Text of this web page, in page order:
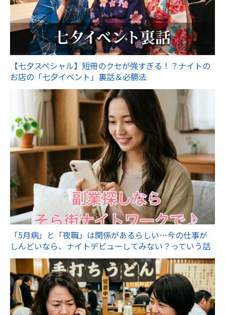
【七夕スペシャル】短冊のクセが強すぎる！？ナイトの
お店の「七夕イベント」裏話＆必勝法
「5月病」と「夜職」は関係があるらしい…今の仕事が
しんどいなら、ナイトデビューしてみない？っていう話